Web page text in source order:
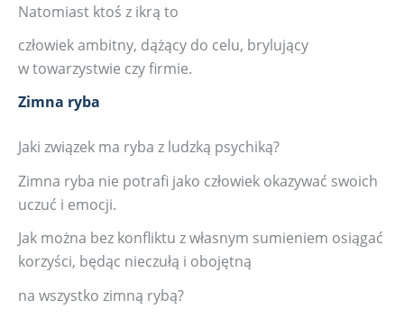
Natomiast ktoś z ikrą to
człowiek ambitny, dążący do celu, brylujący
w towarzystwie czy firmie.
Zimna ryba
Jaki związek ma ryba z ludzką psychiką?
Zimna ryba nie potrafi jako człowiek okazywać swoich
uczuć i emocji.
Jak można bez konfliktu z własnym sumieniem osiągać
korzyści, będąc nieczułą i obojętną
na wszystko zimną rybą?